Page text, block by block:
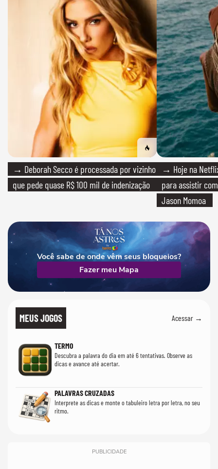
→ Deborah Secco é processada por vizinho
que pede quase R$ 100 mil de indenização
→ Hoje na
para assistir
Jason Momoa
Você sabe de onde vêm seus bloqueios?
Fazer meu Mapa
MEUS JOGOS Acessar →
TERMO
Descubra a palavra do dia em até 6 tentativas. Observe as
dicas e avance até acertar.
PALAVRAS CRUZADAS
Interprete as dicas e monte o tabuleiro letra por letra, no seu
ritmo.
PUBLICIDADE